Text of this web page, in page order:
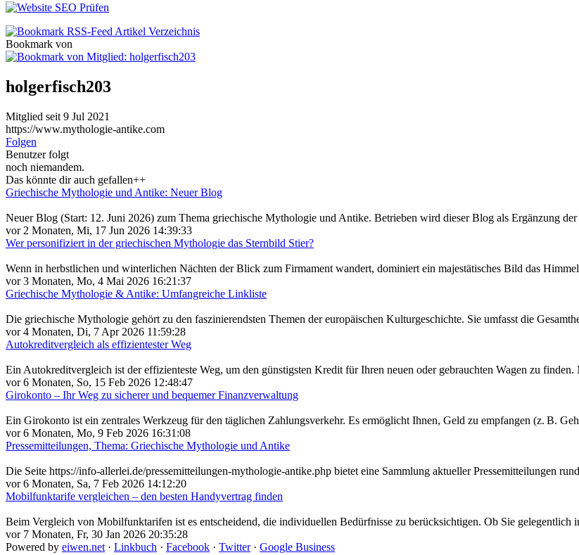
Bookmark von
holgerfisch203
Mitglied seit 9 Jul 2021
https://www.mythologie-antike.com
Folgen
Benutzer folgt
noch niemandem.
Das könnte dir auch gefallen++
Griechische Mythologie und Antike: Neuer Blog
Neuer Blog (Start: 12. Juni 2026) zum Thema griechische Mythologie und Antike. Betrieben wird dieser Blog als Ergänzung
vor 2 Monaten, Mi, 17 Jun 2026 14:39:33
Wer personifiziert in der griechischen Mythologie das Sternbild Stier?
Wenn in herbstlichen und winterlichen Nächten der Blick zum Firmament wandert, dominiert ein majestätisches Bild das
vor 3 Monaten, Mo, 4 Mai 2026 16:21:37
Griechische Mythologie & Antike: Umfangreiche Linkliste
Die griechische Mythologie gehört zu den faszinierendsten Themen der europäischen Kulturgeschichte. Sie umfasst die
vor 4 Monaten, Di, 7 Apr 2026 11:59:28
Autokreditvergleich als effizientester Weg
Ein Autokreditvergleich ist der effizienteste Weg, um den günstigsten Kredit für Ihren neuen oder gebrauchten Wagen zu
vor 6 Monaten, So, 15 Feb 2026 12:48:47
Girokonto – Ihr Weg zu sicherer und bequemer Finanzverwaltung
Ein Girokonto ist ein zentrales Werkzeug für den täglichen Zahlungsverkehr. Es ermöglicht Ihnen, Geld zu empfangen (z. B.
vor 6 Monaten, Mo, 9 Feb 2026 16:31:08
Pressemitteilungen, Thema: Griechische Mythologie und Antike
Die Seite https://info-allerlei.de/pressemitteilungen-mythologie-antike.php bietet eine Sammlung aktueller Pressemitteilungen
vor 6 Monaten, Sa, 7 Feb 2026 14:12:20
Mobilfunktarife vergleichen – den besten Handyvertrag finden
Beim Vergleich von Mobilfunktarifen ist es entscheidend, die individuellen Bedürfnisse zu berücksichtigen. Ob Sie gelegentlich
vor 7 Monaten, Fr, 30 Jan 2026 20:35:28
Powered by eiwen.net · Linkbuch · Facebook · Twitter· Google Business